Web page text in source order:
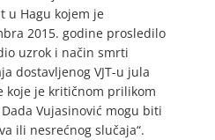
u Hagu kojem je
2015. godine prosledilo
uzrok i način smrti
dostavljenog VJT-u jula
koje je kritičnom prilikom
Vujasinović mogu biti
ili nesrećnog slučaja“.